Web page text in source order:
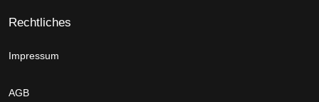
Rechtliches
Impressum
AGB